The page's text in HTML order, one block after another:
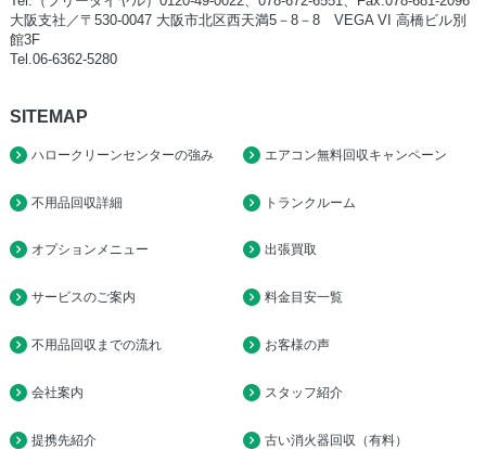
大阪支社／〒530-0047 大阪市北区西天満5－8－8 VEGA VI 高橋ビル別
館3F
Tel.06-6362-5280
SITEMAP
ハロークリーンセンターの強み エアコン無料回収キャンペーン
不用品回収詳細 トランクルーム
オプションメニュー 出張買取
サービスのご案内 料金目安一覧
不用品回収までの流れ お客様の声
会社案内 スタッフ紹介
提携先紹介 古い消火器回収（有料）